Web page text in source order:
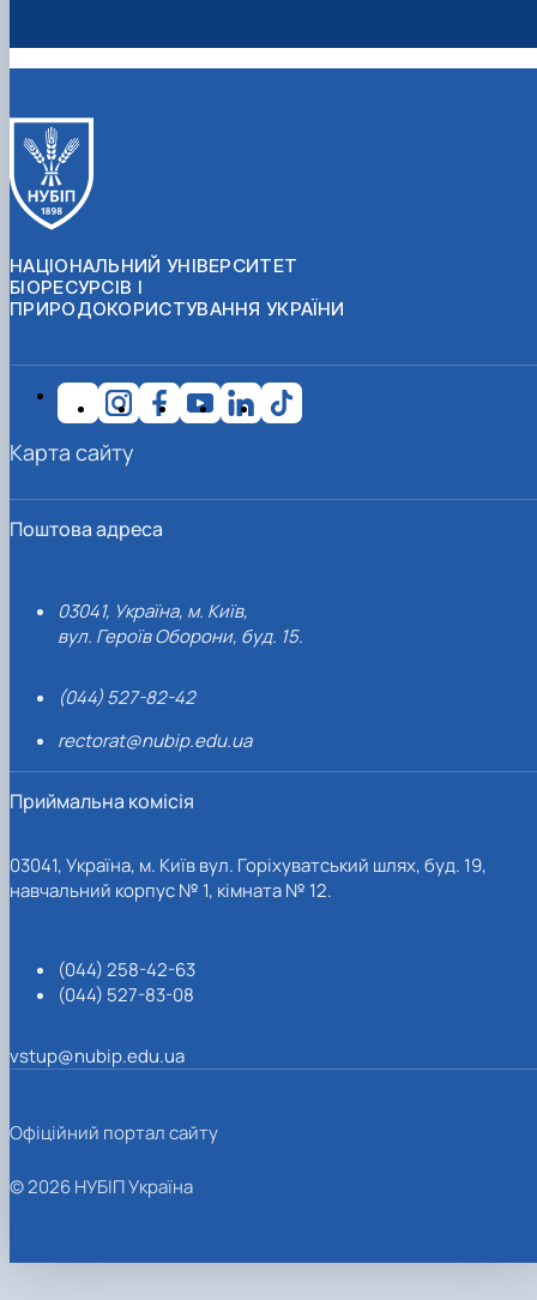
НАЦІОНАЛЬНИЙ УНІВЕРСИТЕТ
БІОРЕСУРСІВ І
ПРИРОДОКОРИСТУВАННЯ УКРАЇНИ
Поштова адреса
03041, Україна, м. Київ,
вул. Героїв Оборони, буд. 15.
(044) 527-82-42
rectorat@nubip.edu.ua
Приймальна комісія
03041, Україна, м. Київ вул. Горіхуватський шлях, буд. 19,
навчальний корпус № 1, кімната № 12.
(044) 258-42-63
(044) 527-83-08
vstup@nubip.edu.ua
Карта сайту
Офіційний портал сайту
© 2026 НУБІП Україна